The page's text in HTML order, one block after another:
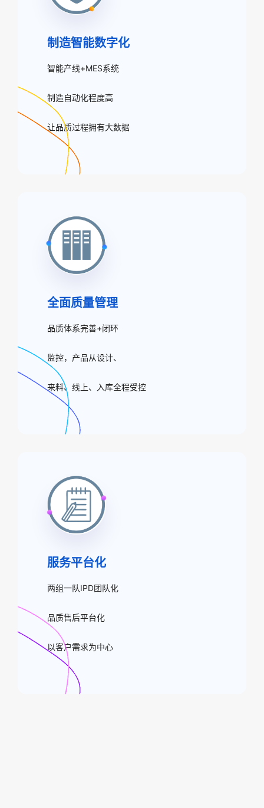
制造智能数字化
智能产线+MES系统
制造自动化程度高
让品质过程拥有大数据
全面质量管理
品质体系完善+闭环
监控，产品从设计、
来料、线上、入库全程受控
服务平台化
两组一队IPD团队化
品质售后平台化
以客户需求为中心